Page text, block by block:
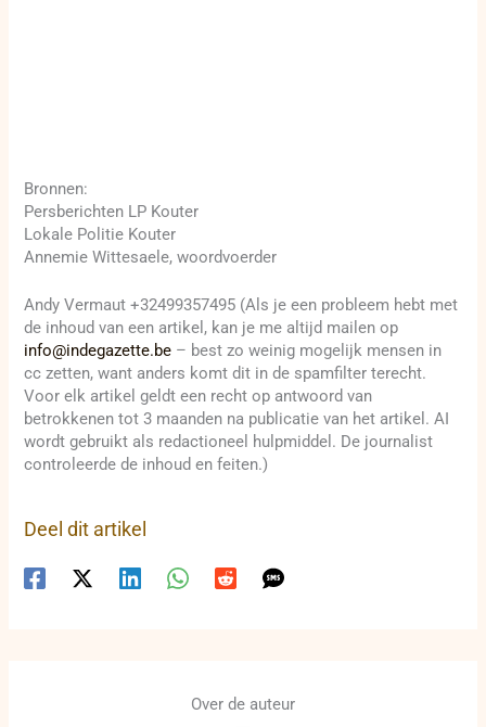
Bronnen:
Persberichten LP Kouter
Lokale Politie Kouter
Annemie Wittesaele, woordvoerder
Andy Vermaut +32499357495 (Als je een probleem hebt met
de inhoud van een artikel, kan je me altijd mailen op
info@indegazette.be – best zo weinig mogelijk mensen in
cc zetten, want anders komt dit in de spamfilter terecht.
Voor elk artikel geldt een recht op antwoord van
betrokkenen tot 3 maanden na publicatie van het artikel. AI
wordt gebruikt als redactioneel hulpmiddel. De journalist
controleerde de inhoud en feiten.)
Deel dit artikel
Over de auteur